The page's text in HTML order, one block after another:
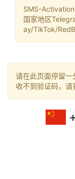
SMS-
国家地区
ay/TikTok/
请在此页面停留
收不到验证码，请